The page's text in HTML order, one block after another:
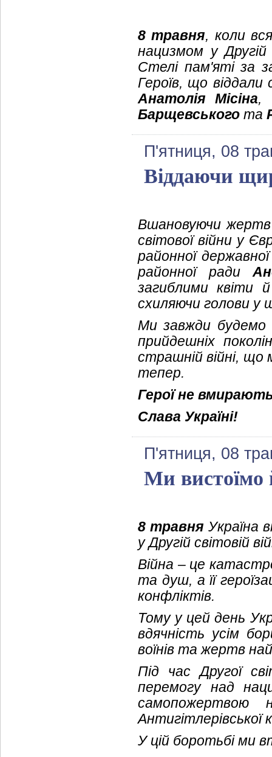
8 травня, коли
нацизмом у Другій
Стелі пам'яті за
Героїв, що
Анатолія Місіна,
Барщевського та
П'ятниця, 08
Віддаючи
Вшановуючи жертв
світової війни у
районної
районної ради
загиблими квіти
схиляючи голови у
Ми завжди
прийдешніх
страшній війні, що
тепер.
Герої не
Слава Україні!
П'ятниця, 08
Ми вистоїмо
8 травня Україна
у Другій світовій
Війна – це
та душ, а її
конфліктів.
Тому у цей день
вдячність усім
воїнів та жертв
Під час Другої
перемогу над
Антигітлерівської
У цій боротьбі ми